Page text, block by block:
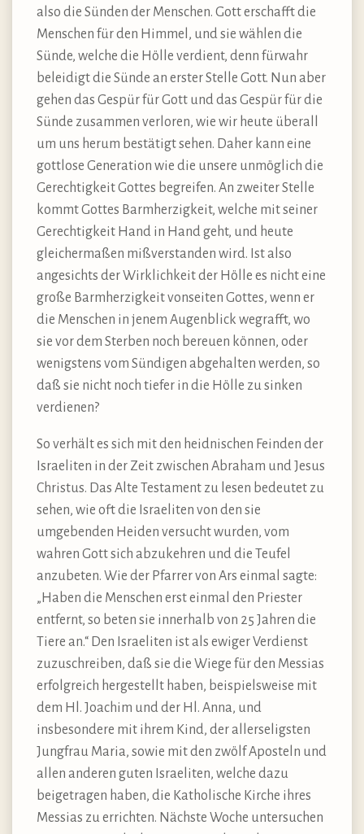
also die Sünden der Menschen. Gott erschafft die
Menschen für den Himmel, und sie wählen die
Sünde, welche die Hölle verdient, denn fürwahr
beleidigt die Sünde an erster Stelle Gott. Nun aber
gehen das Gespür für Gott und das Gespür für die
Sünde zusammen verloren, wie wir heute überall
um uns herum bestätigt sehen. Daher kann eine
gottlose Generation wie die unsere unmöglich die
Gerechtigkeit Gottes begreifen. An zweiter Stelle
kommt Gottes Barmherzigkeit, welche mit seiner
Gerechtigkeit Hand in Hand geht, und heute
gleichermaßen mißverstanden wird. Ist also
angesichts der Wirklichkeit der Hölle es nicht eine
große Barmherzigkeit vonseiten Gottes, wenn er
die Menschen in jenem Augenblick wegrafft, wo
sie vor dem Sterben noch bereuen können, oder
wenigstens vom Sündigen abgehalten werden, so
daß sie nicht noch tiefer in die Hölle zu sinken
verdienen?
So verhält es sich mit den heidnischen Feinden der
Israeliten in der Zeit zwischen Abraham und Jesus
Christus. Das Alte Testament zu lesen bedeutet zu
sehen, wie oft die Israeliten von den sie
umgebenden Heiden versucht wurden, vom
wahren Gott sich abzukehren und die Teufel
anzubeten. Wie der Pfarrer von Ars einmal sagte:
„Haben die Menschen erst einmal den Priester
entfernt, so beten sie innerhalb von 25 Jahren die
Tiere an.“ Den Israeliten ist als ewiger Verdienst
zuzuschreiben, daß sie die Wiege für den Messias
erfolgreich hergestellt haben, beispielsweise mit
dem Hl. Joachim und der Hl. Anna, und
insbesondere mit ihrem Kind, der allerseligsten
Jungfrau Maria, sowie mit den zwölf Aposteln und
allen anderen guten Israeliten, welche dazu
beigetragen haben, die Katholische Kirche ihres
Messias zu errichten. Nächste Woche untersuchen